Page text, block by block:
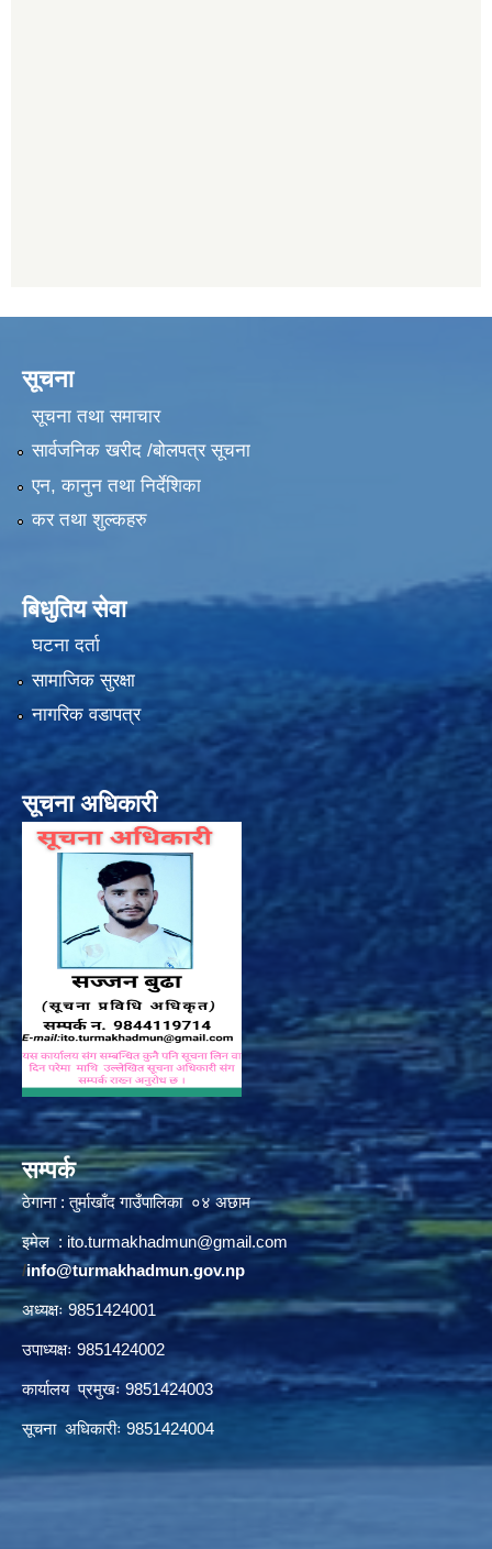
सूचना
सूचना तथा समाचार
सार्वजनिक खरीद /बोलपत्र सूचना
एन, कानुन तथा निर्देशिका
कर तथा शुल्कहरु
बिधुतिय सेवा
घटना दर्ता
सामाजिक सुरक्षा
नागरिक वडापत्र
सूचना अधिकारी
सम्पर्क
ठेगाना : तुर्माखाँद गाउँपालिका ०४ अछाम
इमेल : ito.turmakhadmun@gmail.com
/info@turmakhadmun.gov.np
अध्यक्षः 9851424001
उपाध्यक्षः 9851424002
कार्यालय प्रमुखः 9851424003
सूचना अधिकारीः 9851424004